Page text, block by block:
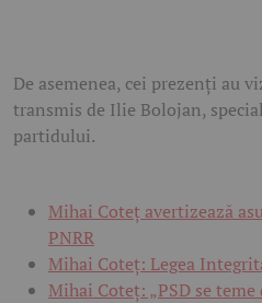
De asemenea, cei prezenți au
transmis de Ilie Bolojan,
partidului.
Mihai Coteț avertizează
PNRR
Mihai Coteț: Legea
Mihai Coteț: „PSD se